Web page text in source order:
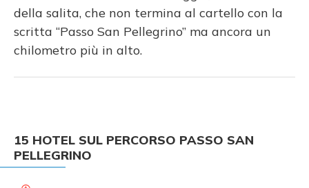
della salita, che non termina al cartello con la
scritta “Passo San Pellegrino” ma ancora un
chilometro più in alto.
15 HOTEL SUL PERCORSO PASSO SAN
PELLEGRINO